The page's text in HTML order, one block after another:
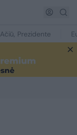
Ačiū, Prezidente